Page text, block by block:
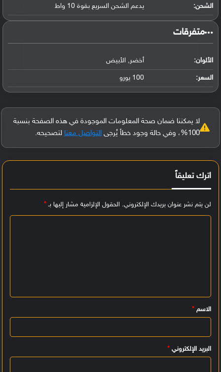
الشحن: يدعم الشحن السريع بقوة 10 واط
‏متفرقات‏
الألوان: أخضر, الأبيض
السعر: 100 يورو
لا يمكننا ضمان صحة المعلومات الموجودة في هذه الصفحة بنسبة
100%، وفي حالة وجود خطأ يُرجى
التواصل معنا لتصحيحه.
اترك تعليقاً
لن يتم نشر عنوان بريدك الإلكتروني. الحقول الإلزامية مشار إليها بـ*
ي
ق
الاسم *
البريد الإلكتروني *